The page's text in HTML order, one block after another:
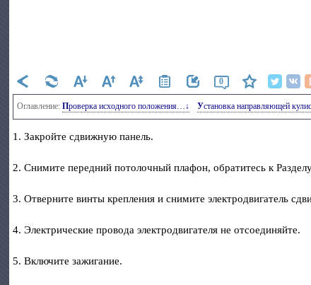
0
Оглавление: Проверка исходного положения…↓ Установка направляющей
1. Закройте сдвижную панель.
2. Снимите передний потолочный плафон, обратитесь к
3. Отверните винты крепления и снимите электродвигатель
4. Электрические провода электродвигателя не отсоединяйте.
5. Включите зажигание.